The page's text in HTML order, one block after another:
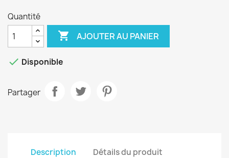
Quantité
 AJOUTER AU PANIER
 Disponible
Partager
Description Détails du produit